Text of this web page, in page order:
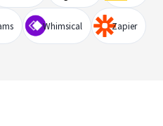
Whimsical Zapier